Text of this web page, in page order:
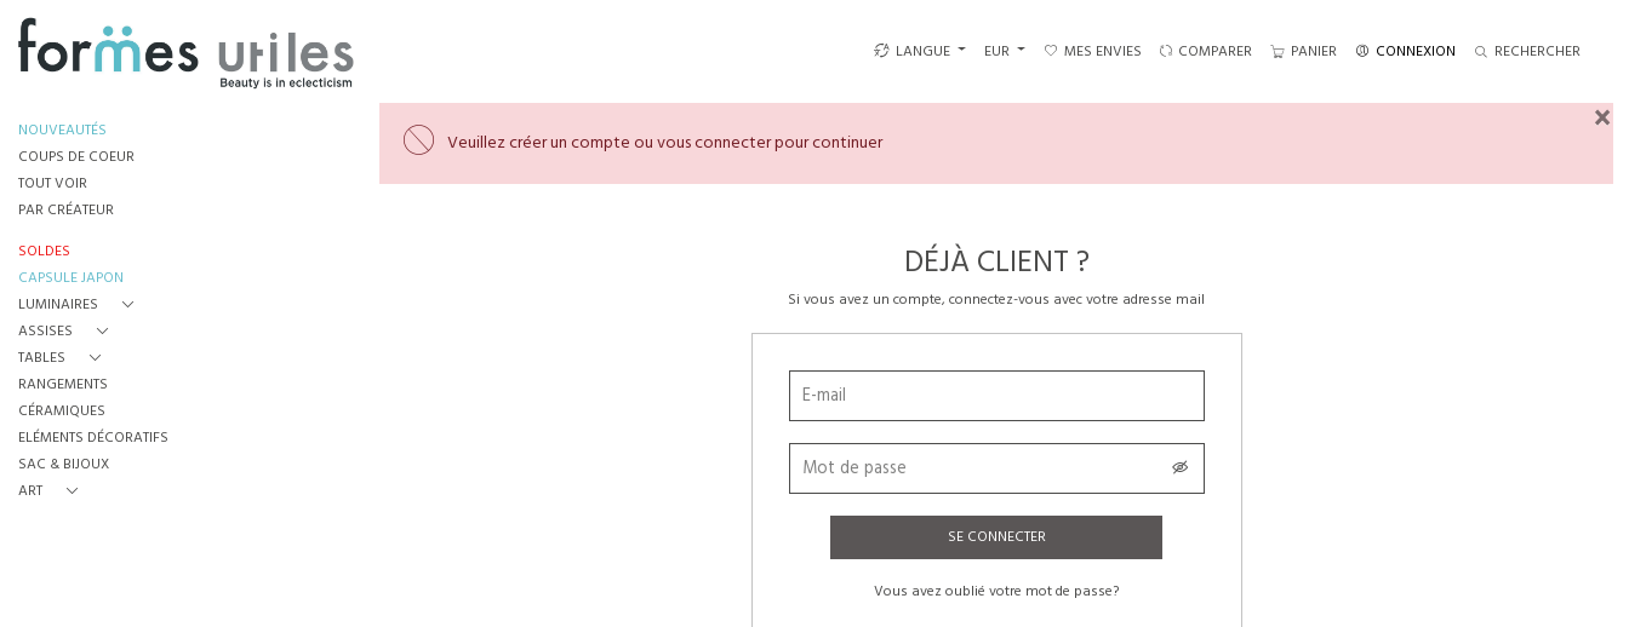
LANGUE EUR MES ENVIES COMPARER PANIER CONNEXION RECHERCHER
NOUVEAUTÉS
COUPS DE COEUR
TOUT VOIR
PAR CRÉATEUR
SOLDES
CAPSULE JAPON
LUMINAIRES
ASSISES
TABLES
RANGEMENTS
CÉRAMIQUES
ELÉMENTS DÉCORATIFS
SAC & BIJOUX
ART
Veuillez créer un compte ou vous connecter pour continuer
×
DÉJÀ CLIENT ?
Si vous avez un compte, connectez-vous avec votre adresse mail
SE CONNECTER
Vous avez oublié votre mot de passe?